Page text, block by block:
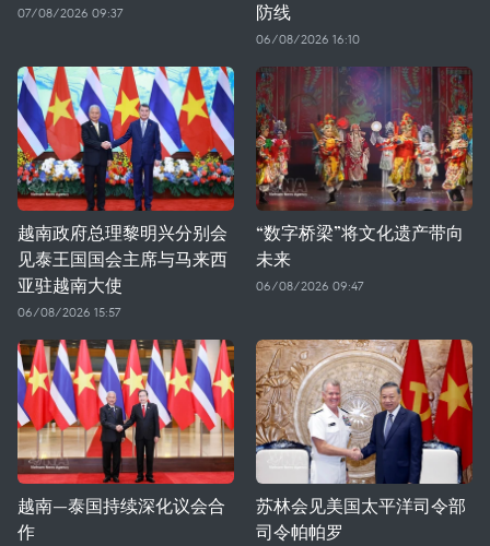
07/08/2026 09:37 防线
06/08/2026 16:10
越南政府总理黎明兴分别会
见泰王国国会主席与马来西
亚驻越南大使
06/08/2026 15:57
“数字桥梁”将文化遗产带向
未来
06/08/2026 09:47
越南—泰国持续深化议会合
作
苏林会见美国太平洋司令部
司令帕帕罗